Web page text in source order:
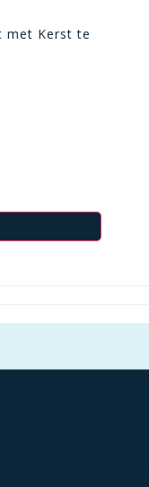
met Kerst te